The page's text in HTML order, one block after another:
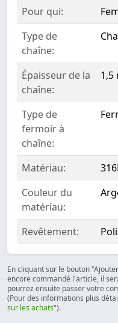
Pour qui:
Type de
chaîne:
Épaisseur de la
chaîne:
1,5
Type de
fermoir à
chaîne:
Matériau:
Couleur du
matériau:
Revêtement:
En cliquant sur le bouton
encore commandé l'article, il
pourrez ensuite passer votre
(Pour des informations plus
sur les achats").